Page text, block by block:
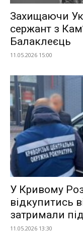
Захищаючи
сержант з
Балаклеєць
11.05.2026 15:00
У Кривому
відкупитись
затримали
11.05.2026 13:30